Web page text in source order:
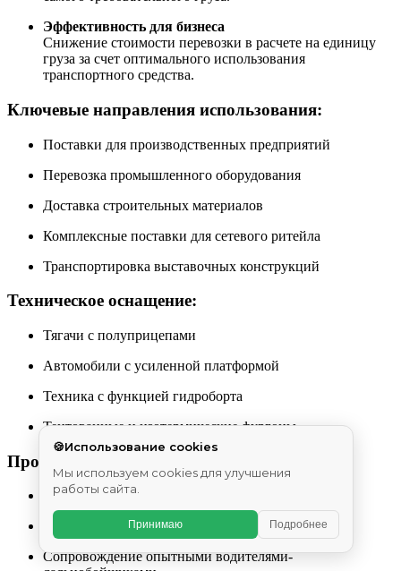
Эффективность для бизнеса
Снижение стоимости перевозки в расчете на единицу
груза за счет оптимального использования
транспортного средства.
Ключевые направления использования:
Поставки для производственных предприятий
Перевозка промышленного оборудования
Доставка строительных материалов
Комплексные поставки для сетевого ритейла
Транспортировка выставочных конструкций
Техническое оснащение:
Тягачи с полуприцепами
Автомобили с усиленной платформой
Техника с функцией гидроборта
Тентованные и изотермические фургоны
Профессиональный подход:
Разработка индивидуальных логистических схем
Круглосуточный мониторинг перемещения
Сопровождение опытными водителями-
🍪Использование cookies
Мы используем cookies для улучшения
работы сайта.
Принимаю Подробнее